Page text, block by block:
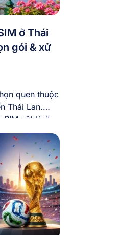
ở Thái
gói & xử
quen thuộc
Thái Lan.
SIM vật lý ở
eSIM trực
máy trước
thời gian và có